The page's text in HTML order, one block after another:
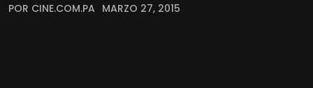
POR CINE.COM.PA MARZO 27, 2015